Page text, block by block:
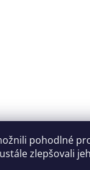
pohodlné
zlepšovali